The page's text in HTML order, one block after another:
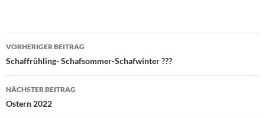
Beitragsnavigation
VORHERIGER BEITRAG
Schaffrühling- Schafsommer-Schafwinter ???
NÄCHSTER BEITRAG
Ostern 2022